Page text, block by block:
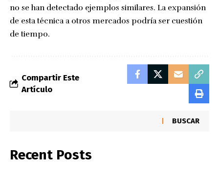
no se han detectado ejemplos similares. La expansión
de esta técnica a otros mercados podría ser cuestión
de tiempo.
Compartir Este
Artículo
BUSCAR
Recent Posts